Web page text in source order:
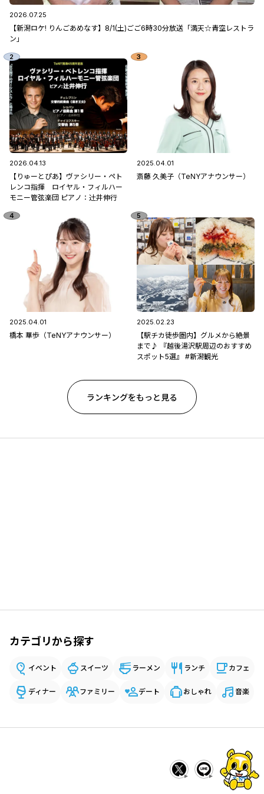
2026.07.25
【新潟ロケ! りんごあめなす】8/1(土)ごご6時30分放送「満天☆青空レストラ
ン」
2026.04.13
【りゅーとぴあ】ヴァシリー・ペト
レンコ指揮 ロイヤル・フィルハー
モニー管弦楽団 ピアノ：辻󠄀井伸行
2025.04.01
斎藤 久美子（TeNYアナウンサー）
2025.04.01
橋本 華歩（TeNYアナウンサー）
2025.02.23
【駅チカ徒歩圏内】グルメから絶景
まで♪ 『越後湯沢駅周辺のおすすめ
スポット5選』 #新潟観光
ランキングをもっと見る
カテゴリから探す
イベント スイーツ ラーメン ランチ カフェ
ディナー ファミリー デート おしゃれ 音楽